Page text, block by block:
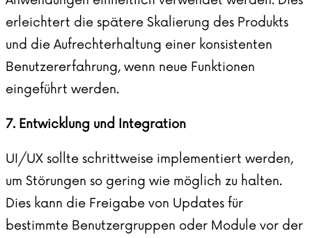
erleichtert die spätere Skalierung des Produkts
und die Aufrechterhaltung einer konsistenten
Benutzererfahrung, wenn neue Funktionen
eingeführt werden.
7. Entwicklung und Integration
UI/UX sollte schrittweise implementiert werden,
um Störungen so gering wie möglich zu halten.
Dies kann die Freigabe von Updates für
bestimmte Benutzergruppen oder Module vor der